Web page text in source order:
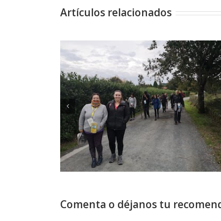
Artículos relacionados
Comenta o déjanos tu